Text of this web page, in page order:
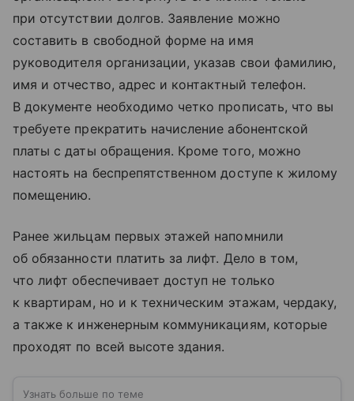
при отсутствии долгов. Заявление можно
составить в свободной форме на имя
руководителя организации, указав свои фамилию,
имя и отчество, адрес и контактный телефон.
В документе необходимо четко прописать, что вы
требуете прекратить начисление абонентской
платы с даты обращения. Кроме того, можно
настоять на беспрепятственном доступе к жилому
помещению.
Ранее жильцам первых этажей напомнили
об обязанности платить за лифт. Дело в том,
что лифт обеспечивает доступ не только
к квартирам, но и к техническим этажам, чердаку,
а также к инженерным коммуникациям, которые
проходят по всей высоте здания.
Узнать больше по теме